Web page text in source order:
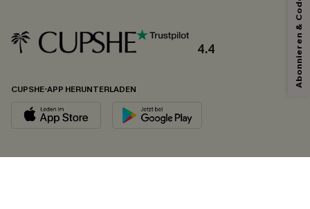
4.4
CUPSHE-APP HERUNTERLADEN